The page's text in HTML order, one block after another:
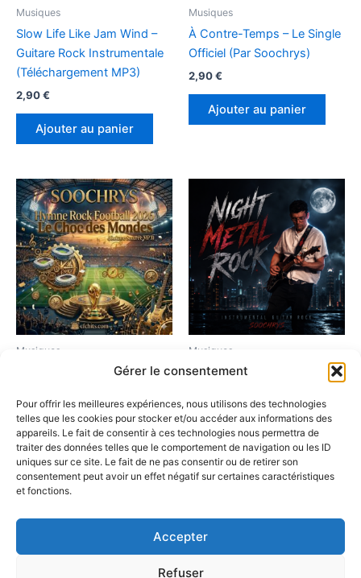
Gérer le consentement
Pour offrir les meilleures expériences, nous utilisons des technologies
telles que les cookies pour stocker et/ou accéder aux informations des
appareils. Le fait de consentir à ces technologies nous permettra de
traiter des données telles que le comportement de navigation ou les ID
uniques sur ce site. Le fait de ne pas consentir ou de retirer son
consentement peut avoir un effet négatif sur certaines caractéristiques
et fonctions.
Accepter
Refuser
Musiques
Slow Life Like Jam Wind –
Guitare Rock Instrumentale
(Téléchargement MP3)
2,90€
Ajouter au panier
Musiques
À Contre-Temps – Le Single
Officiel (Par Soochrys)
2,90€
Ajouter au panier
Musiques
Hymne Rock Football 2026
(Guitare Saturée MP3)
2,90€
Ajouter au panier
Musiques
Night Metal Rock – Guitare
2,90 €
Ajouter au panier
Copyright © 2026 CFCHITS- Compositions Musicales
Personnalisées pour vos Événements Soochrys